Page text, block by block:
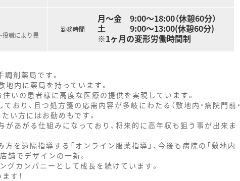
役職により異
勤務時間
月～金 9:00～18:00（休憩60分）
土 9:00～13:00(休憩60分)
※1ヶ月の変形労働時間制
剤薬局です。
内に薬局を持っています。
いの患者様に高度な医療の提供を実現しています。
おり、且つ処方箋の応需内容が多岐にわたる（敷地内・病院門前・
い方にはお勧めもです。
あがる仕組みになっており、将来的に高年収も狙う事が出来ま
を遠隔指導する「オンライン服薬指導」、今後も病院の「敷地内
舗でデザインの一新。
カンパニーとして成長を続けています。
す！